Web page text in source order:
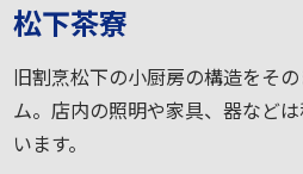
松下茶寮
旧割烹松下の小厨房の構造をそ
ム。店内の照明や家具、器など
います。